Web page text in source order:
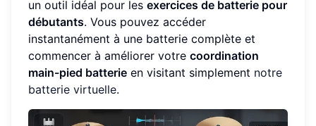
un outil idéal pour les exercices de batterie pour
débutants. Vous pouvez accéder
instantanément à une batterie complète et
commencer à améliorer votre coordination
main-pied batterie en visitant simplement notre
batterie virtuelle.